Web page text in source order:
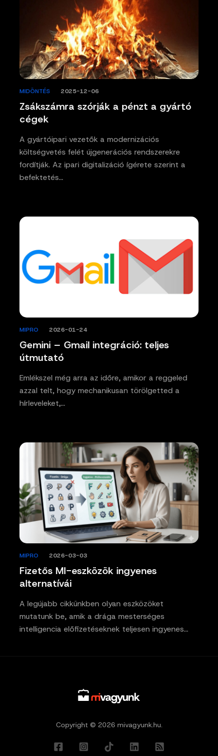
Zsákszámra szórják a pénzt a gyártó
cégek
MIDÖNTÉS 2025-12-06
A gyártóipari vezetők a modernizációs
költségvetés felét újgenerációs rendszerekre
fordítják. Az ipari digitalizáció ígérete szerint a
befektetés…
Gemini – Gmail integráció: teljes
útmutató
MIPRO 2026-01-24
Emlékszel még arra az időre, amikor a reggeled
azzal telt, hogy mechanikusan törölgetted a
hírleveleket,…
Fizetős MI-eszközök ingyenes
alternatívái
MIPRO 2026-03-03
A legújabb cikkünkben olyan eszközöket
mutatunk be, amik a drága mesterséges
intelligencia előfizetéseknek teljesen ingyenes…
Copyright © 2026 mivagyunk.hu.